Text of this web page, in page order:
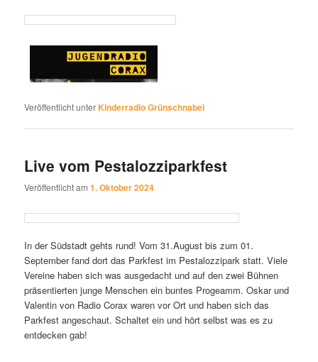
Veröffentlicht unterKinderradio Grünschnabel
Live vom Pestalozziparkfest
Veröffentlicht am1. Oktober 2024
In der Südstadt gehts rund! Vom 31.August bis zum 01.
September fand dort das Parkfest im Pestalozzipark statt. Viele
Vereine haben sich was ausgedacht und auf den zwei Bühnen
präsentierten junge Menschen ein buntes Progeamm. Oskar und
Valentin von Radio Corax waren vor Ort und haben sich das
Parkfest angeschaut. Schaltet ein und hört selbst was es zu
entdecken gab!